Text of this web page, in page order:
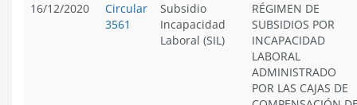
16/12/2020
Circular
3561
Subsidio
Incapacidad
Laboral (SIL)
RÉGIMEN DE
SUBSIDIOS POR
INCAPACIDAD
LABORAL
ADMINISTRADO
POR LAS CAJAS DE